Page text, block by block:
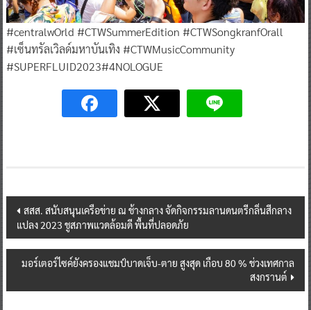
#centralwOrld #CTWSummerEdition #CTWSongkranfOrall
#เซ็นทรัลเวิลด์มหาบันเทิง #CTWMusicCommunity
#SUPERFLUID2023#4NOLOGUE
Post
navigation
สสส. สนับสนุนเครือข่าย ณ ช้างกลาง จัดกิจกรรมลานดนตรีกลิ่นสีกลาง
แปลง 2023 ชูสภาพแวดล้อมดี พื้นที่ปลอดภัย
มอร์เตอร์ไซค์ยังครองแชมป์บาดเจ็บ-ตาย สูงสุด เกือบ 80 % ช่วงเทศกาล
สงกรานต์